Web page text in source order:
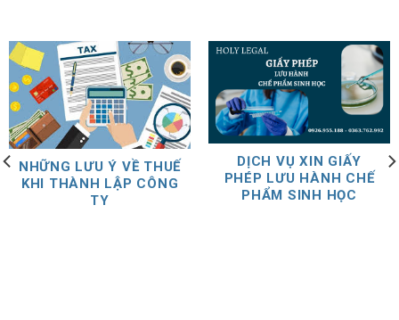
NHỮNG LƯU Ý VỀ THUẾ
KHI THÀNH LẬP CÔNG
TY
DỊCH VỤ XIN GIẤY
PHÉP LƯU HÀNH CHẾ
PHẨM SINH HỌC